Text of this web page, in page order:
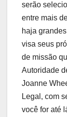
serão
entre mais
haja
visa seus
de missão
Autoridade
Joanne
Legal, com
você for até